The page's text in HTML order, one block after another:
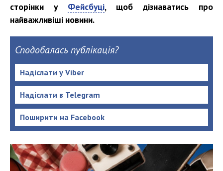
сторінки у Фейсбуці, щоб дізнаватись про
найважливіші новини.
Сподобалась публікація?
Надіслати у Viber
Надіслати в Telegram
Поширити на Facebook